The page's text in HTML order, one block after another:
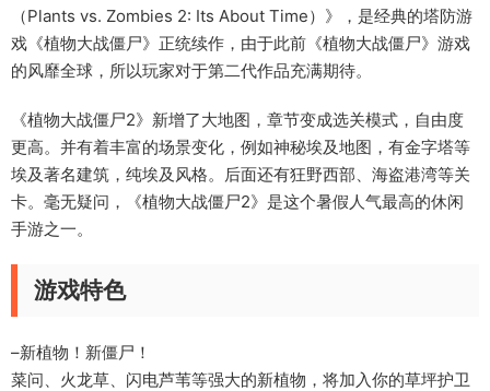
（Plants vs. Zombies 2: Its About Time）》，是经典的塔防游
戏《植物大战僵尸》正统续作，由于此前《植物大战僵尸》游戏
的风靡全球，所以玩家对于第二代作品充满期待。
《植物大战僵尸2》新增了大地图，章节变成选关模式，自由度
更高。并有着丰富的场景变化，例如神秘埃及地图，有金字塔等
埃及著名建筑，纯埃及风格。后面还有狂野西部、海盗港湾等关
卡。毫无疑问，《植物大战僵尸2》是这个暑假人气最高的休闲
手游之一。
游戏特色
–新植物！新僵尸！
菜问、火龙草、闪电芦苇等强大的新植物，将加入你的草坪护卫